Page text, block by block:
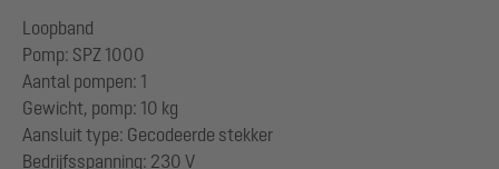
Loopband
Pomp: SPZ 1000
Aantal pompen: 1
Gewicht, pomp: 10 kg
Aansluit type: Gecodeerde stekker
Bedrijfsspanning: 230 V